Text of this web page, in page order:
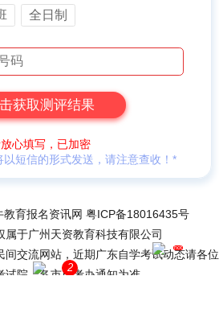
全日制
心填写，已加密
短信的形式发送，请注意查收！*
育报名资讯网 粤ICP备18016435号
属于广州天资教育科技有限公司
交流网站，近期广东自学考试动态请各位
院、各市自考办通知为准。
2 网上报名
hot